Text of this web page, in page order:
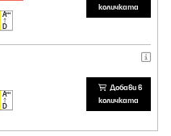
количката
Добави в
количката